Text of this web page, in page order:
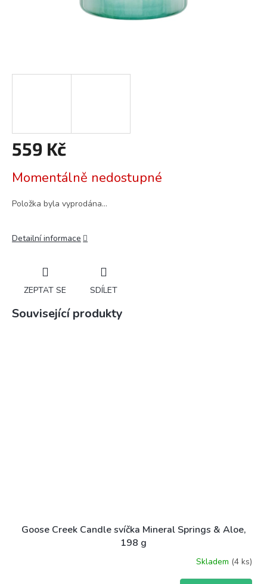
559 Kč
cena:
Momentálně nedostupné
Položka byla vyprodána…
Detailní informace
ZEPTAT SE SDÍLET
Související produkty
Goose Creek Candle svíčka Mineral Springs & Aloe,
198 g
Skladem (4 ks)